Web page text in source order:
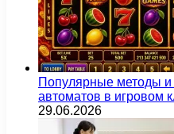
Популярные методы и
автоматов в игровом
29.06.2026